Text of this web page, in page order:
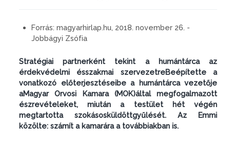
Forrás: magyarhirlap.hu, 2018. november 26. -
Jobbágyi Zsófia
Stratégiai partnerként tekint a humántárca az
érdekvédelmi ésszakmai szervezetreBeépítette a
vonatkozó előterjesztéseibe a humántárca vezetője
aMagyar Orvosi Kamara (MOK)által megfogalmazott
észrevételeket, miután a testület hét végén
megtartotta szokásosküldöttgyűlését. Az Emmi
közölte: számít a kamarára a továbbiakban is.